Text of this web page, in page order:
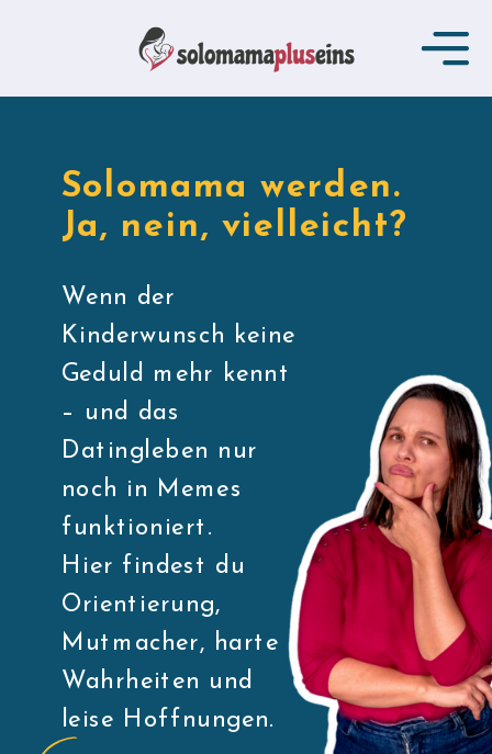
Wenn der
Kinderwunsch keine
Geduld mehr kennt
– und das
Datingleben nur
noch in Memes
funktioniert.
Hier findest du
Orientierung,
Mutmacher, harte
Wahrheiten und
leise Hoffnungen.
Solomama werden.
Ja, nein, vielleicht?